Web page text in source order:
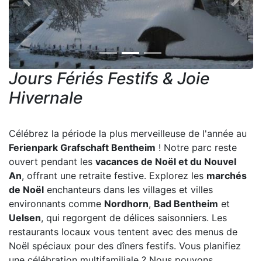
Previous Next
Jours Fériés Festifs & Joie
Hivernale
Célébrez la période la plus merveilleuse de l'année au
Ferienpark Grafschaft Bentheim ! Notre parc reste
ouvert pendant les vacances de Noël et du Nouvel
An, offrant une retraite festive. Explorez les marchés
de Noël enchanteurs dans les villages et villes
environnants comme Nordhorn, Bad Bentheim et
Uelsen, qui regorgent de délices saisonniers. Les
restaurants locaux vous tentent avec des menus de
Noël spéciaux pour des dîners festifs. Vous planifiez